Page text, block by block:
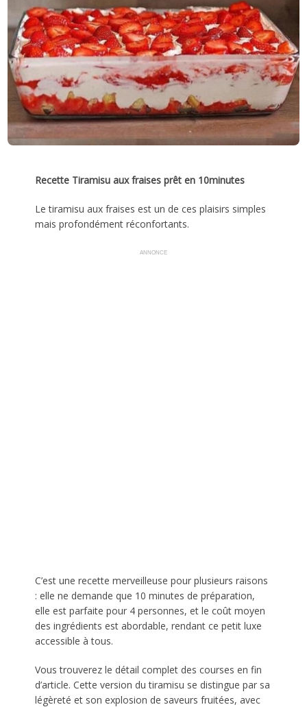
Recette Tiramisu aux fraises prêt en 10minutes
Le tiramisu aux fraises est un de ces plaisirs simples
mais profondément réconfortants.
ANNONCE
C’est une recette merveilleuse pour plusieurs raisons
: elle ne demande que 10 minutes de préparation,
elle est parfaite pour 4 personnes, et le coût moyen
des ingrédients est abordable, rendant ce petit luxe
accessible à tous.
Vous trouverez le détail complet des courses en fin
d’article. Cette version du tiramisu se distingue par sa
légèreté et son explosion de saveurs fruitées, avec